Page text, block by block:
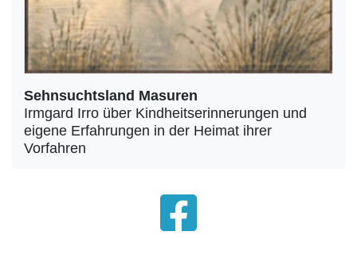
Sehnsuchtsland Masuren
Irmgard Irro über Kindheitserinnerungen und
eigene Erfahrungen in der Heimat ihrer
Vorfahren